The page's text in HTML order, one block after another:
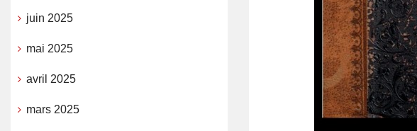
juin 2025
mai 2025
avril 2025
mars 2025